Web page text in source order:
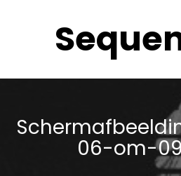
06-om-